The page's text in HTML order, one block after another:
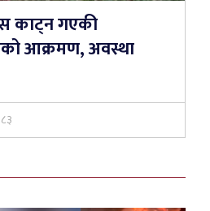
काट्न गएकी
आक्रमण, अवस्था